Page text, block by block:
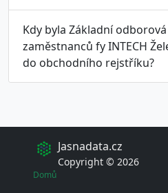
Kdy byla Základní
zaměstnanců fy INTECH
do obchodního rejstříku?
Jasnadata.cz
Copyright © 2026
Domů